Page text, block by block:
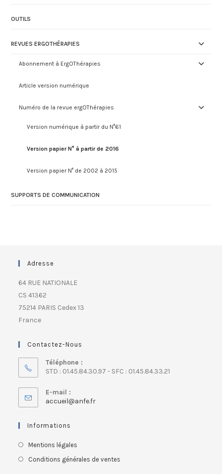
OUTILS
REVUES ERGOTHÉRAPIES
Abonnement à ErgOThérapies
Article version numérique
Numéro de la revue ergOThérapies
Version numérique à partir du N°61
Version papier N° à partir de 2016
Version papier N° de 2002 à 2015
SUPPORTS DE COMMUNICATION
Adresse
64 RUE NATIONALE
CS 41362
75214 PARIS Cedex 13
France
Contactez-Nous
Téléphone :
STD : 01.45.84.30.97 - SFC : 01.45.84.33.21
E-mail :
accueil@anfe.fr
Informations
Mentions légales
Conditions générales de ventes